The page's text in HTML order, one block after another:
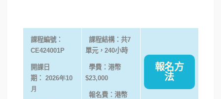
課程編號：
CE424001P
開課日
期： 2026年10
月
課程結構：共7
單元， 240小時
學費：港幣
$23,000
報名費：港幣
報名方
法